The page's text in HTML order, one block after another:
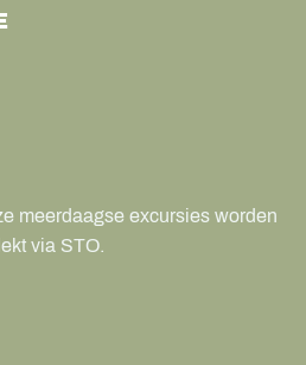
meerdaagse excursies worden
via STO.